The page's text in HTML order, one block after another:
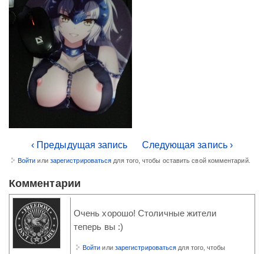
‹ Предыдущая запись Следующая запись ›
Войти или зарегистрироваться для того, чтобы оставить свой комментарий.
Комментарии
Очень хорошо! Столичные жители
теперь вы :)
Войти или зарегистрироваться для того, чтобы